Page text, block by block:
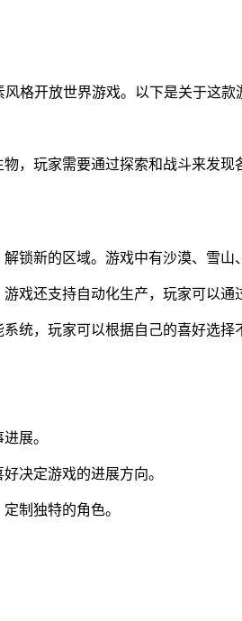
格开放世界游戏。以下是关于这
，玩家需要通过探索和战斗来发
锁新的区域。游戏中有沙漠、雪
戏还支持自动化生产，玩家可以
统，玩家可以根据自己的喜好选择
展。
决定游戏的进展方向。
制独特的角色。